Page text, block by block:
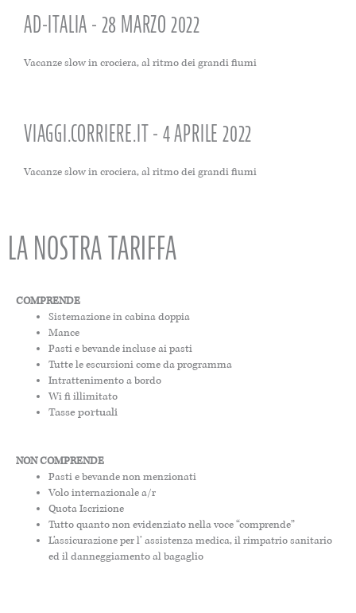
AD-ITALIA - 28 MARZO 2022
Vacanze slow in crociera, al ritmo dei grandi fiumi
VIAGGI.CORRIERE.IT - 4 APRILE 2022
Vacanze slow in crociera, al ritmo dei grandi fiumi
LA NOSTRA TARIFFA
COMPRENDE
Sistemazione in cabina doppia
Mance
Pasti e bevande incluse ai pasti
Tutte le escursioni come da programma
Intrattenimento a bordo
Wi fi illimitato
Tasse portuali
NON COMPRENDE
Pasti e bevande non menzionati
Volo internazionale a/r
Quota Iscrizione
Tutto quanto non evidenziato nella voce “comprende”
L’assicurazione per l’ assistenza medica, il rimpatrio sanitario
ed il danneggiamento al bagaglio